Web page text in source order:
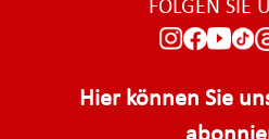
FOLGEN SIE
Hier können Sie